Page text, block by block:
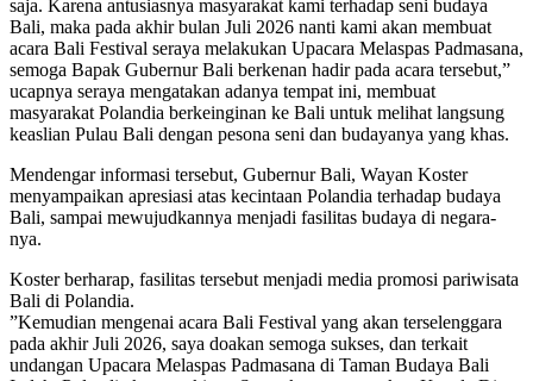
saja. Karena antusiasnya masyarakat kami terhadap seni budaya
Bali, maka pada akhir bulan Juli 2026 nanti kami akan membuat
acara Bali Festival seraya melakukan Upacara Melaspas Padmasana,
semoga Bapak Gubernur Bali berkenan hadir pada acara tersebut,”
ucapnya seraya mengatakan adanya tempat ini, membuat
masyarakat Polandia berkeinginan ke Bali untuk melihat langsung
keaslian Pulau Bali dengan pesona seni dan budayanya yang khas.
Mendengar informasi tersebut, Gubernur Bali, Wayan Koster
menyampaikan apresiasi atas kecintaan Polandia terhadap budaya
Bali, sampai mewujudkannya menjadi fasilitas budaya di negara-
nya.
Koster berharap, fasilitas tersebut menjadi media promosi pariwisata
Bali di Polandia.
”Kemudian mengenai acara Bali Festival yang akan terselenggara
pada akhir Juli 2026, saya doakan semoga sukses, dan terkait
undangan Upacara Melaspas Padmasana di Taman Budaya Bali